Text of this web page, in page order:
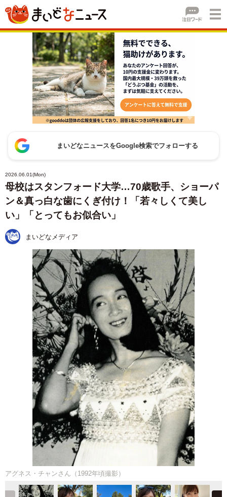
まいどなニュースをGoogle検索でフォローする
2026.06.01(Mon)
母校はスタンフォード大学…70歳歌手、ショーパ
ン＆真っ白な歯にくぎ付け！「若々しくて美し
い」「とってもお似合い」
まいどなメディア
アグネス・チャンさん（1992年頃撮影）